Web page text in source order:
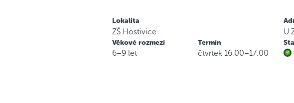
Lokalita
ZŠ Hostivice U
Věkové rozmezí
6–9 let
Termín
čtvrtek 16:00–17:00